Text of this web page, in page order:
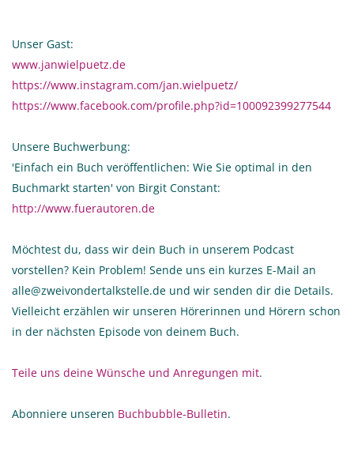
Unser Gast:
www.janwielpuetz.de
https://www.instagram.com/jan.wielpuetz/
https://www.facebook.com/profile.php?id=100092399277544
Unsere Buchwerbung:
'Einfach ein Buch veröffentlichen: Wie Sie optimal in den
Buchmarkt starten' von Birgit Constant:
http://www.fuerautoren.de
Möchtest du, dass wir dein Buch in unserem Podcast
vorstellen? Kein Problem! Sende uns ein kurzes E-Mail an
alle@zweivondertalkstelle.de und wir senden dir die Details.
Vielleicht erzählen wir unseren Hörerinnen und Hörern schon
in der nächsten Episode von deinem Buch.
Teile uns deine Wünsche und Anregungen mit.
Abonniere unseren Buchbubble-Bulletin.